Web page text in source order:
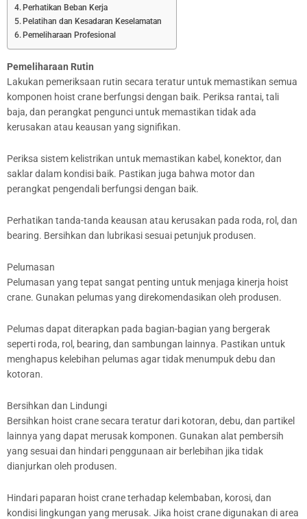
Perhatikan Beban Kerja
Pelatihan dan Kesadaran Keselamatan
Pemeliharaan Profesional
Pemeliharaan Rutin
Lakukan pemeriksaan rutin secara teratur untuk memastikan semua
komponen hoist crane berfungsi dengan baik. Periksa rantai, tali
baja, dan perangkat pengunci untuk memastikan tidak ada
kerusakan atau keausan yang signifikan.
Periksa sistem kelistrikan untuk memastikan kabel, konektor, dan
saklar dalam kondisi baik. Pastikan juga bahwa motor dan
perangkat pengendali berfungsi dengan baik.
Perhatikan tanda-tanda keausan atau kerusakan pada roda, rol, dan
bearing. Bersihkan dan lubrikasi sesuai petunjuk produsen.
Pelumasan
Pelumasan yang tepat sangat penting untuk menjaga kinerja hoist
crane. Gunakan pelumas yang direkomendasikan oleh produsen.
Pelumas dapat diterapkan pada bagian-bagian yang bergerak
seperti roda, rol, bearing, dan sambungan lainnya. Pastikan untuk
menghapus kelebihan pelumas agar tidak menumpuk debu dan
kotoran.
Bersihkan dan Lindungi
Bersihkan hoist crane secara teratur dari kotoran, debu, dan partikel
lainnya yang dapat merusak komponen. Gunakan alat pembersih
yang sesuai dan hindari penggunaan air berlebihan jika tidak
dianjurkan oleh produsen.
Hindari paparan hoist crane terhadap kelembaban, korosi, dan
kondisi lingkungan yang merusak. Jika hoist crane digunakan di area